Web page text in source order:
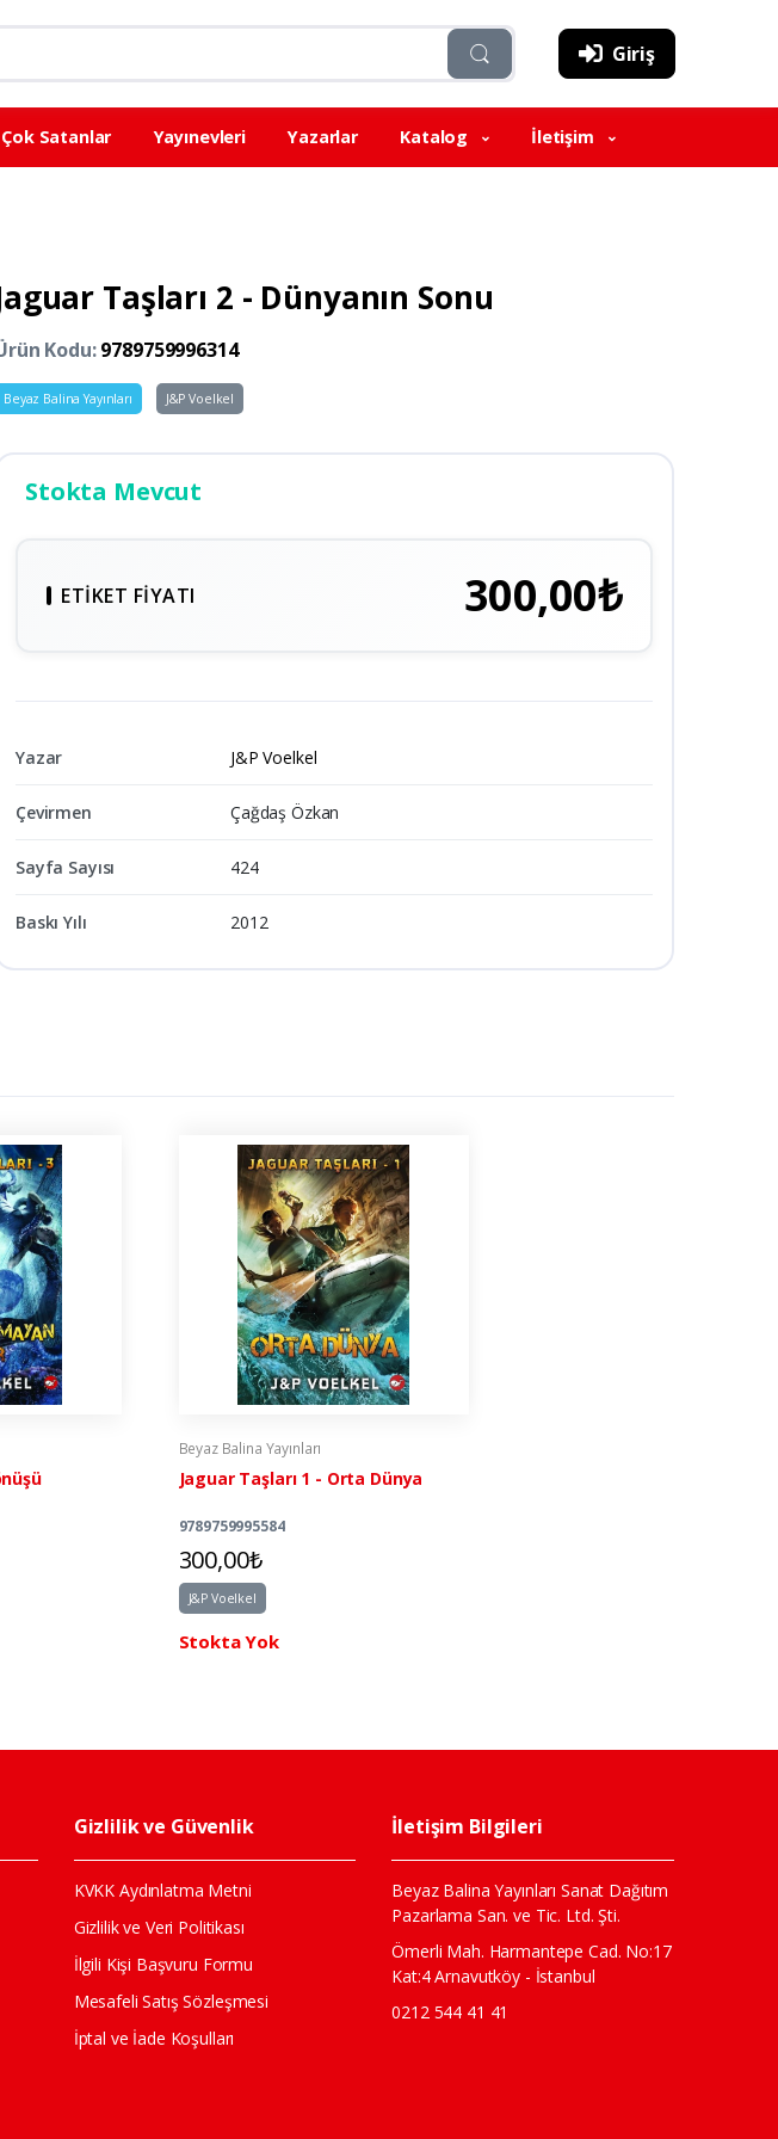
Giriş
Çok Satanlar Yayınevleri Yazarlar Katalog İletişim
Taşları 2 - Dünyanın Sonu
Kodu:9789759996314
Beyaz Balina Yayınları J&P Voelkel
Stokta Mevcut
ETIKET FIYATI 300,00₺
Yazar J&P Voelkel
Çevirmen Çağdaş Özkan
Sayfa Sayısı 424
Baskı Yılı 2012
Beyaz Balina Yayınları
Jaguar Taşları 1 - Orta Dünya
9789759995584
300,00₺
J&P Voelkel
Stokta Yok
Gizlilik ve Güvenlik
KVKK Aydınlatma Metni
Gizlilik ve Veri Politikası
İlgili Kişi Başvuru Formu
Mesafeli Satış Sözleşmesi
İptal ve İade Koşulları
İletişim Bilgileri
Beyaz Balina Yayınları Sanat Dağıtım
Pazarlama San. ve Tic. Ltd. Şti.
Ömerli Mah. Harmantepe Cad. No:17
Kat:4 Arnavutköy - İstanbul
0212 544 41 41